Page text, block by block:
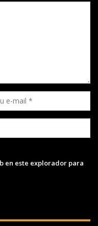
en este explorador para